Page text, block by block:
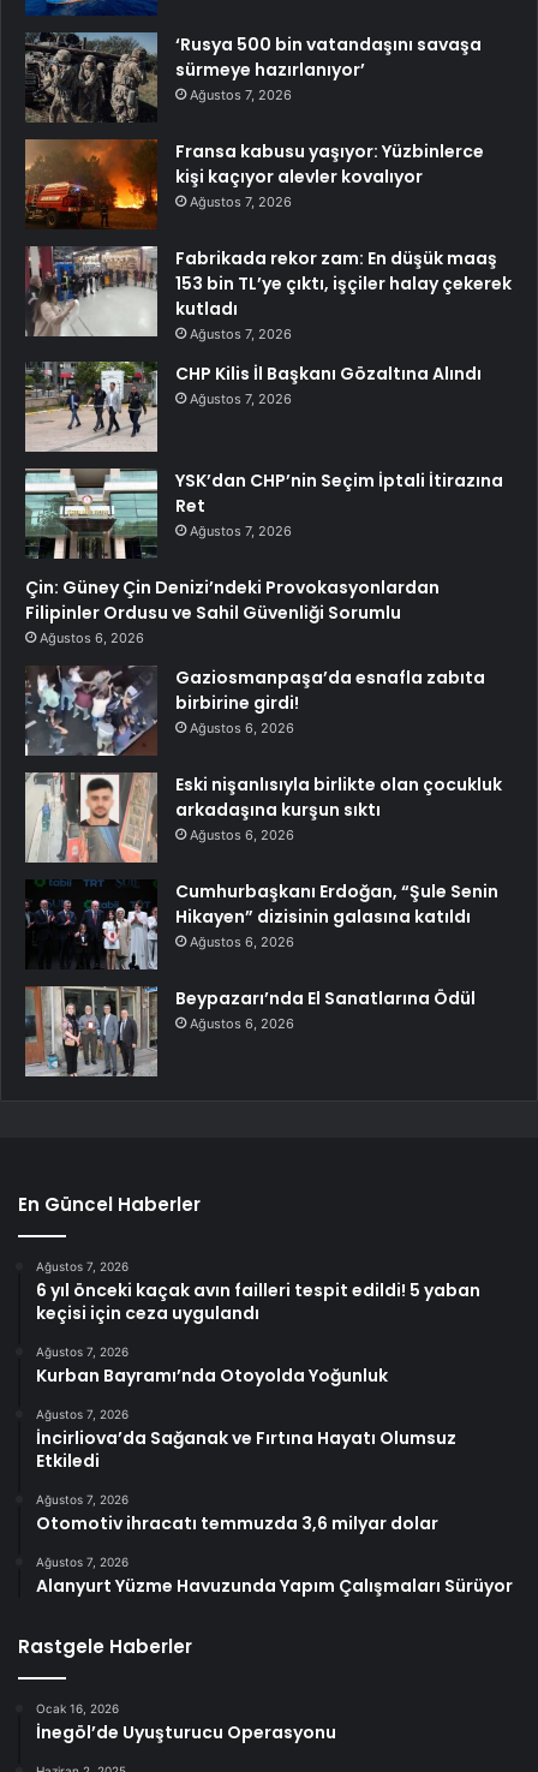
‘Rusya 500 bin vatandaşını savaşa
sürmeye hazırlanıyor’
Ağustos 7, 2026
Fransa kabusu yaşıyor: Yüzbinlerce
kişi kaçıyor alevler kovalıyor
Ağustos 7, 2026
Fabrikada rekor zam: En düşük maaş
153 bin TL’ye çıktı, işçiler halay çekerek
kutladı
Ağustos 7, 2026
CHP Kilis İl Başkanı Gözaltına Alındı
Ağustos 7, 2026
YSK’dan CHP’nin Seçim İptali İtirazına
Ret
Ağustos 7, 2026
Çin: Güney Çin Denizi’ndeki Provokasyonlardan
Filipinler Ordusu ve Sahil Güvenliği Sorumlu
Ağustos 6, 2026
Gaziosmanpaşa’da esnafla zabıta
birbirine girdi!
Ağustos 6, 2026
Eski nişanlısıyla birlikte olan çocukluk
arkadaşına kurşun sıktı
Ağustos 6, 2026
Cumhurbaşkanı Erdoğan, “Şule Senin
Hikayen” dizisinin galasına katıldı
Ağustos 6, 2026
Beypazarı’nda El Sanatlarına Ödül
Ağustos 6, 2026
En Güncel Haberler
Ağustos 7, 2026
6 yıl önceki kaçak avın failleri tespit edildi! 5 yaban
keçisi için ceza uygulandı
Ağustos 7, 2026
Kurban Bayramı’nda Otoyolda Yoğunluk
Ağustos 7, 2026
İncirliova’da Sağanak ve Fırtına Hayatı Olumsuz
Etkiledi
Ağustos 7, 2026
Otomotiv ihracatı temmuzda 3,6 milyar dolar
Ağustos 7, 2026
Alanyurt Yüzme Havuzunda Yapım Çalışmaları Sürüyor
Rastgele Haberler
Ocak 16, 2026
İnegöl’de Uyuşturucu Operasyonu